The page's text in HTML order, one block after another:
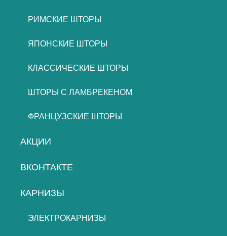
РИМСКИЕ ШТОРЫ
ЯПОНСКИЕ ШТОРЫ
КЛАССИЧЕСКИЕ ШТОРЫ
ШТОРЫ С ЛАМБРЕКЕНОМ
ФРАНЦУЗСКИЕ ШТОРЫ
АКЦИИ
ВКОНТАКТЕ
КАРНИЗЫ
ЭЛЕКТРОКАРНИЗЫ